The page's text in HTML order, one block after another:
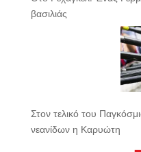
βασιλιάς
Στον τελικό του
νεανίδων η Καρυώτη